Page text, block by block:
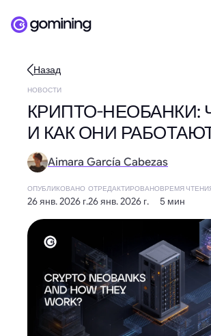
Назад
НОВОСТИ
КРИПТО-НЕОБАНКИ:
И КАК ОНИ
Aimara García Cabezas
ОПУБЛИКОВАНО
26 янв. 2026 г.
ОТРЕДАКТИРОВАНО
26 янв. 2026 г.
ВРЕМЯ
5 мин